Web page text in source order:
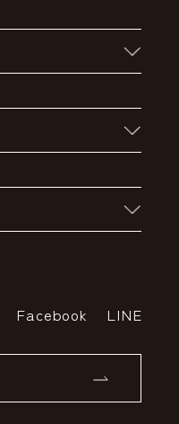
Facebook LINE